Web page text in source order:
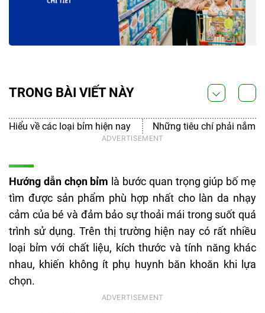
Hướng dẫn chọn bỉm là bước quan trọng giúp bố mẹ
tìm được sản phẩm phù hợp nhất cho làn da nhạy
cảm của bé và đảm bảo sự thoải mái trong suốt quá
trình sử dụng. Trên thị trường hiện nay có rất nhiều
loại bỉm với chất liệu, kích thước và tính năng khác
nhau, khiến không ít phụ huynh băn khoăn khi lựa
chọn.
TRONG BÀI VIẾT NÀY
Hiểu về các loại bỉm hiện nay Những tiêu chí phải nắm